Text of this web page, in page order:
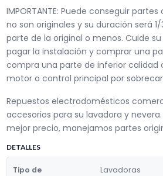
IMPORTANTE: Puede conseguir
no son originales y su duración será
parte de la original o menos. Cuide
pagar la instalación y comprar una
compra una parte de inferior calidad
motor o control principal por
Repuestos electrodomésticos
accesorios para su lavadora y
mejor precio, manejamos partes
DETALLES
Tipo de
Lavadoras